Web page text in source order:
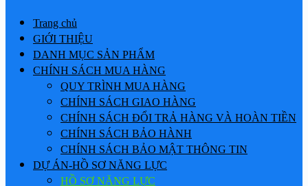
Trang chủ
GIỚI THIỆU
DANH MỤC SẢN PHẨM
CHÍNH SÁCH MUA HÀNG
QUY TRÌNH MUA HÀNG
CHÍNH SÁCH GIAO HÀNG
CHÍNH SÁCH ĐỔI TRẢ HÀNG VÀ HOÀN TIỀN
CHÍNH SÁCH BẢO HÀNH
CHÍNH SÁCH BẢO MẬT THÔNG TIN
DỰ ÁN-HỒ SƠ NĂNG LỰC
HỒ SƠ NĂNG LỰC